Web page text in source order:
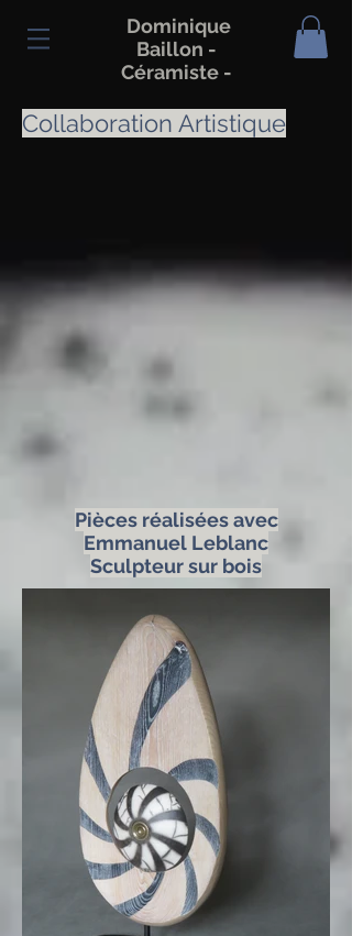
Dominique
Baillon -
Céramiste -
Collaboration Artistique
Pièces réalisées avec
Emmanuel Leblanc
Sculpteur sur bois